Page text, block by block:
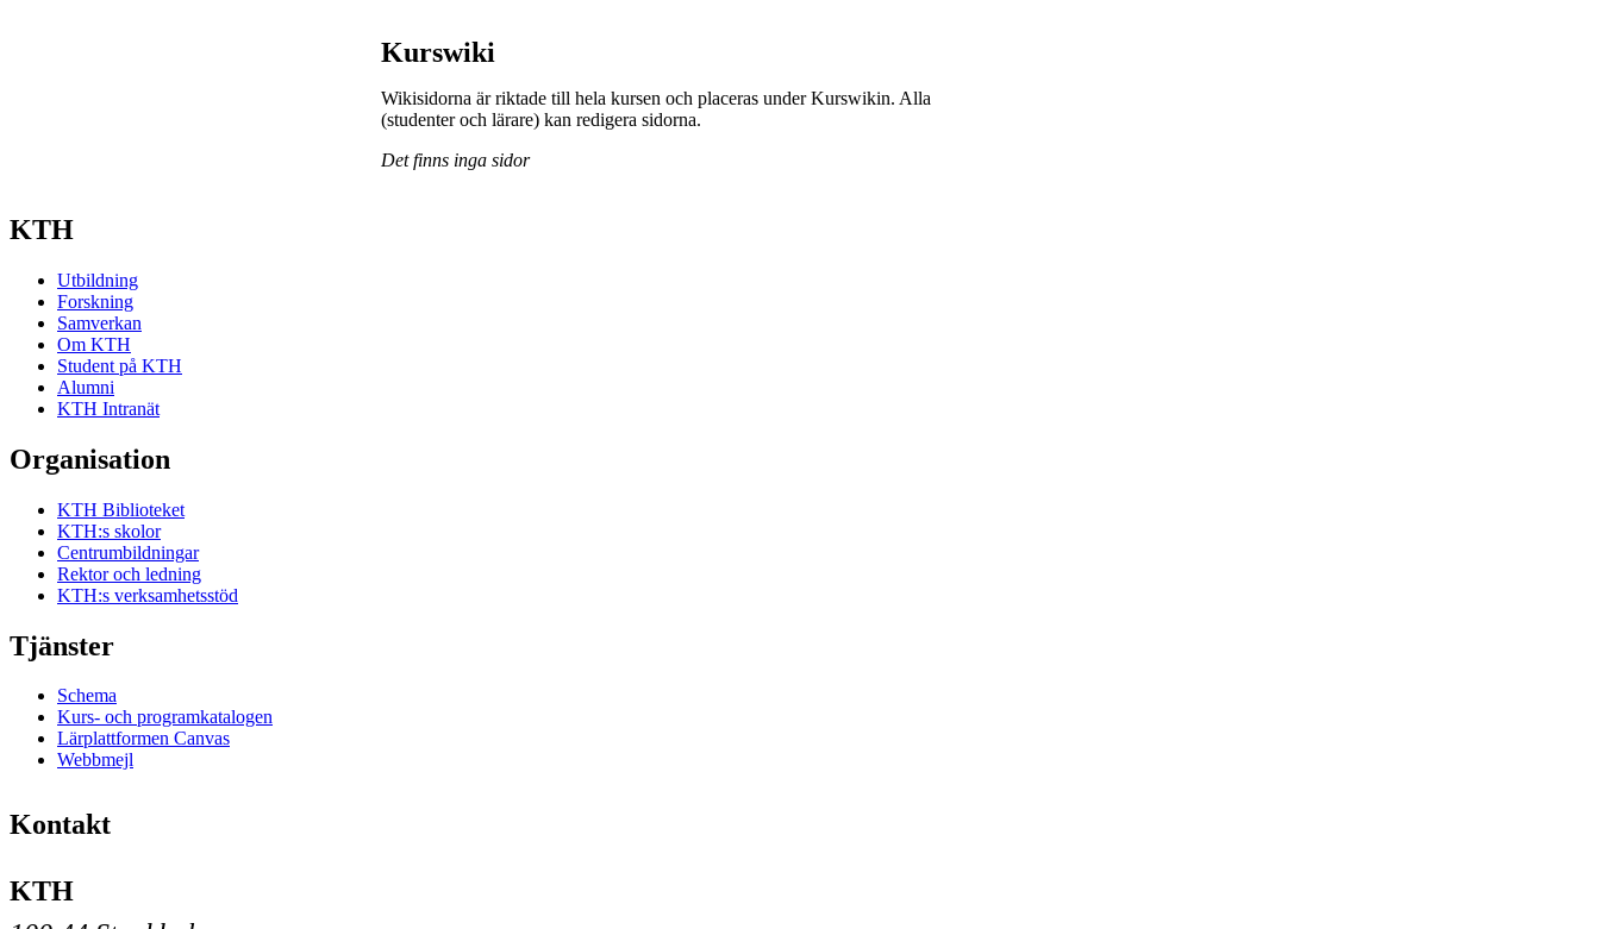
Kurswiki
Wikisidorna är riktade till hela kursen och placeras under Kurswikin. Alla
(studenter och lärare) kan redigera sidorna.
Det finns inga sidor
KTH
Utbildning
Forskning
Samverkan
Om KTH
Student på KTH
Alumni
KTH Intranät
Organisation
KTH Biblioteket
KTH:s skolor
Centrumbildningar
Rektor och ledning
KTH:s verksamhetsstöd
Tjänster
Schema
Kurs- och programkatalogen
Lärplattformen Canvas
Webbmejl
Kontakt
KTH